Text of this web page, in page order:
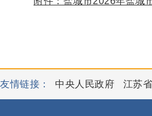
友情链接： 中央人民政府 江苏